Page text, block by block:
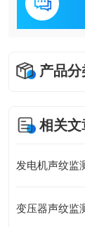
产品分
相关文
发电机声纹监
变压器声纹监